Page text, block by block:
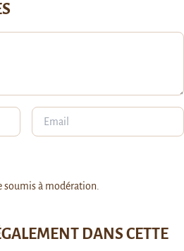
à modération.
DANS CETTE